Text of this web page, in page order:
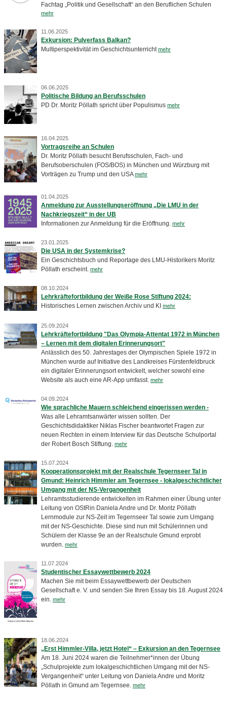
Fachtag „Politik und Gesellschaft“ an den Beruflichen Schulen
mehr
11.06.2025
Exkursion: Pulverfass Balkan?
Multiperspektivität im Geschichtsunterrichtmehr
06.06.2025
Politische Bildung an Berufsschulen
PD Dr. Moritz Pöllath spricht über Populismus mehr
16.04.2025
Vortragsreihe an Schulen
Dr. Moritz Pöllath besucht Berufsschulen, Fach- und
Berufsoberschulen (FOS/BOS) in München und Würzburg mit
Vorträgen zu Trump und den USAmehr
01.04.2025
Anmeldung zur Ausstellungseröffnung „Die LMU in der
Nachkriegszeit“ in der UB
Informationen zur Anmeldung für die Eröffnung. mehr
23.01.2025
Die USA in der Systemkrise?
Ein Geschichtsbuch und Reportage des LMU-Historikers Moritz
Pöllath erscheint. mehr
08.10.2024
Lehrkräftefortbildung der Weiße Rose Stiftung 2024:
Historisches Lernen zwischen Archiv und KI mehr
25.09.2024
Lehrkräftefortbildung "Das Olympia-Attentat 1972 in München
– Lernen mit dem digitalen Erinnerungsort"
Anlässlich des 50. Jahrestages der Olympischen Spiele 1972 in
München wurde auf Initiative des Landkreises Fürstenfeldbruck
ein digitaler Erinnerungsort entwickelt, welcher sowohl eine
Website als auch eine AR-App umfasst. mehr
04.09.2024
Wie sprachliche Mauern schleichend eingerissen werden -
Was alle Lehramtsanwärter wissen sollten. Der
Geschichtsdidaktiker Niklas Fischer beantwortet Fragen zur
neuen Rechten in einem Interview für das Deutsche Schulportal
der Robert Bosch Stiftung. mehr
15.07.2024
Kooperationsprojekt mit der Realschule Tegernseer Tal in
Gmund: Heinrich Himmler am Tegernsee - lokalgeschichtlicher
Umgang mit der NS-Vergangenheit
Lehramtsstudierende entwickelten im Rahmen einer Übung unter
Leitung von OStRin Daniela Andre und Dr. Moritz Pöllath
Lernmodule zur NS-Zeit im Tegernseer Tal sowie zum Umgang
mit der NS-Geschichte. Diese sind nun mit Schülerinnen und
Schülern der Klasse 9e an der Realschule Gmund erprobt
wurden. mehr
11.07.2024
Studentischer Essaywettbewerb 2024
Machen Sie mit beim Essaywettbewerb der Deutschen
Gesellschaft e. V. und senden Sie Ihren Essay bis 18. August 2024
ein. mehr
18.06.2024
„Erst Himmler-Villa, jetzt Hotel“ – Exkursion an den Tegernsee
Am 18. Juni 2024 waren die Teilnehmer*innen der Übung
„Schulprojekte zum lokalgeschichtlichen Umgang mit der NS-
Vergangenheit“ unter Leitung von Daniela Andre und Moritz
Pöllath in Gmund am Tegernsee. mehr